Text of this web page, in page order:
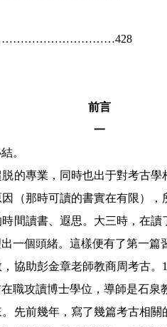
428
前言
一
。
的專業，同時也出于對考古學
（那時可讀的書實在有限）
間讀書、遐思。大三時，在
一個頭緒。這樣便有了第一篇
助彭金章老師教商周考古。
職攻讀博士學位，導師是石泉
前幾年，寫了幾篇考古相關